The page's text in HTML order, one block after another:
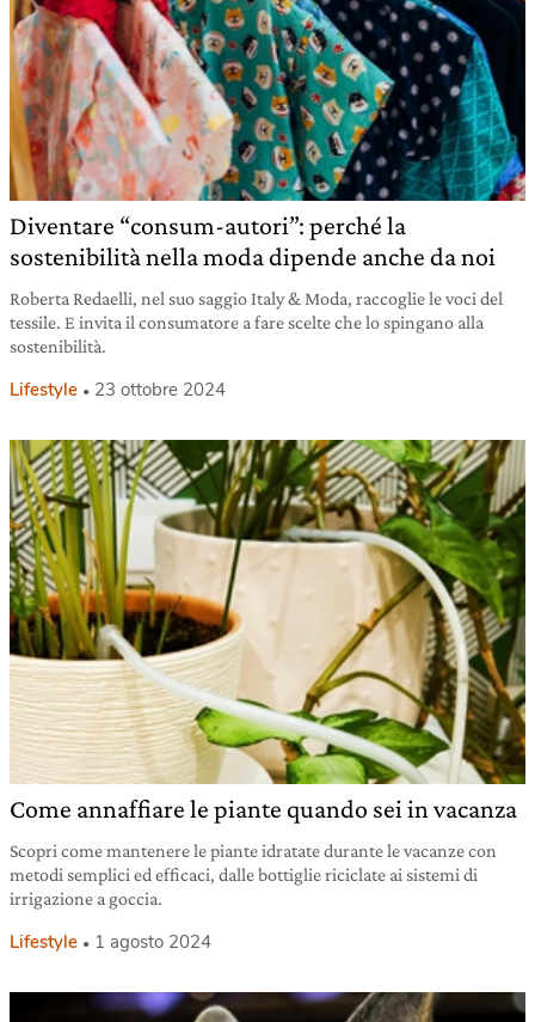
Diventare “consum-autori”: perché la
sostenibilità nella moda dipende anche da noi
Roberta Redaelli, nel suo saggio Italy & Moda, raccoglie le voci del
tessile. E invita il consumatore a fare scelte che lo spingano alla
sostenibilità.
Lifestyle 23 ottobre 2024
Come annaffiare le piante quando sei in vacanza
Scopri come mantenere le piante idratate durante le vacanze con
metodi semplici ed efficaci, dalle bottiglie riciclate ai sistemi di
irrigazione a goccia.
Lifestyle 1 agosto 2024